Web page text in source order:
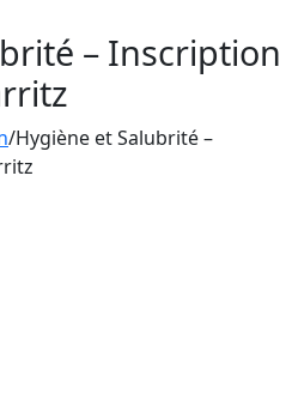
– Inscription
/Hygiène et Salubrité –